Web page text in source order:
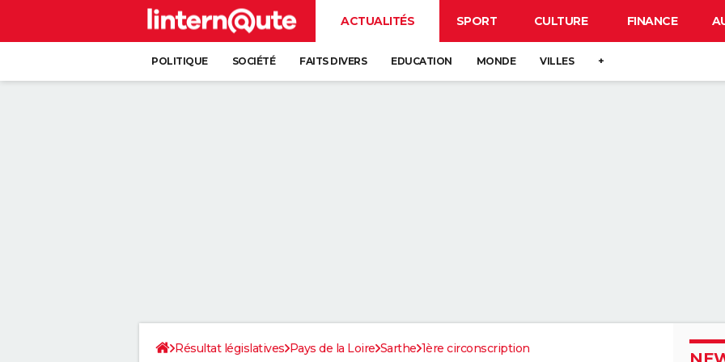
ACTUALITÉS SPORT CULTURE FINANCE
POLITIQUE SOCIÉTÉ FAITS DIVERS EDUCATION MONDE VILLES +
Résultat législatives Pays de la Loire Sarthe 1ère circonscription